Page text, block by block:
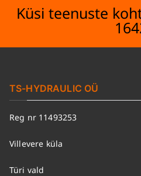
Küsi teenuste
TS-HYDRAULIC OÜ
Reg nr 11493253
Villevere küla
Türi vald